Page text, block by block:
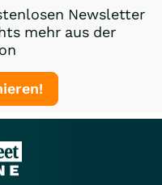
Newsletter
mehr aus der